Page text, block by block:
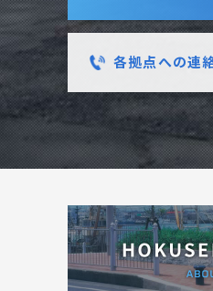
各拠点への連